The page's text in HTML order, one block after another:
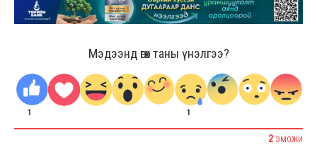
Мэдээнд өгөх таны үнэлгээ?
1 1
2 ЭМОЖИ